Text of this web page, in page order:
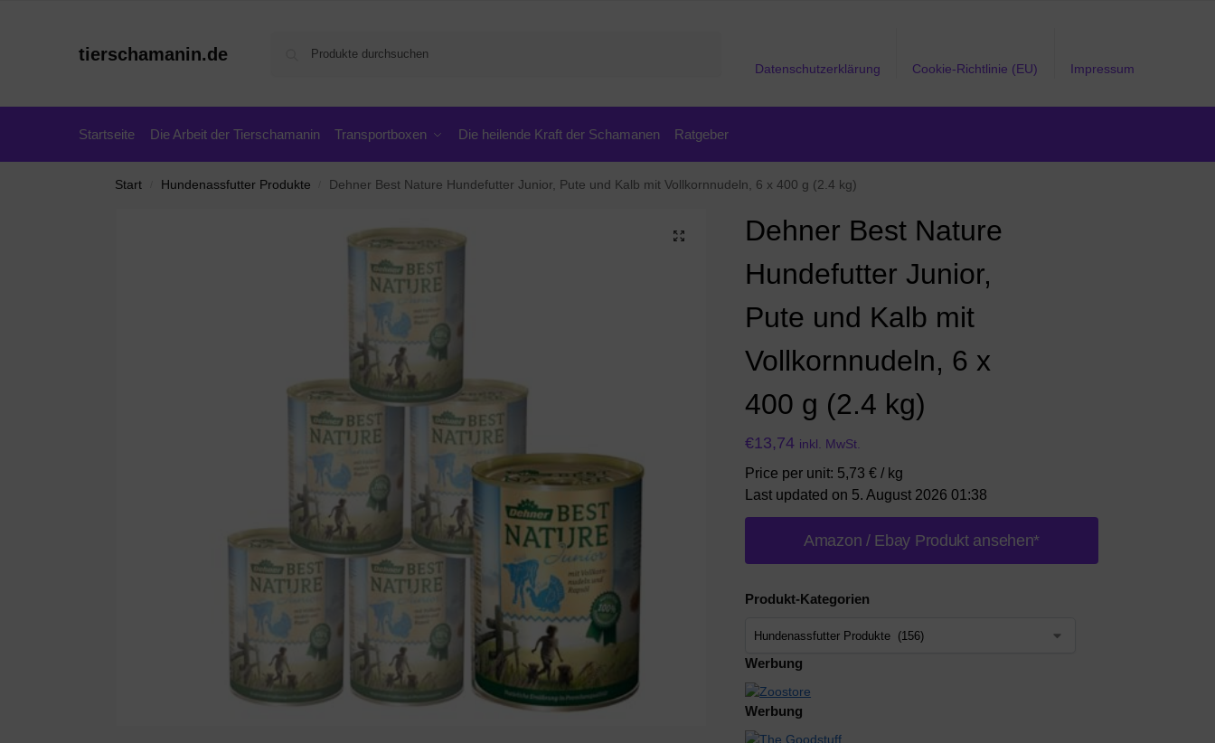
tierschamanin.de
Datenschutzerklärung Cookie-Richtlinie (EU) Impressum
Startseite Die Arbeit der Tierschamanin Transportboxen Die heilende Kraft der Schamanen Ratgeber
Start Hundenassfutter Produkte Dehner Best Nature Hundefutter Junior, Pute und Kalb mit Vollkornnudeln, 6 x 400 g (2.4 kg)
Dehner Best Nature
Hundefutter Junior,
Pute und Kalb mit
Vollkornnudeln, 6 x
400 g (2.4 kg)
€13,74 inkl. MwSt.
Price per unit: 5,73 € / kg
Last updated on 5. August 2026 01:38
Amazon / Ebay Produkt ansehen*
Produkt-Kategorien
Werbung
Werbung